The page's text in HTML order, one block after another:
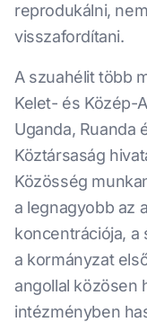
reprodukálni,
visszafordítani.
A szuahélit több
Kelet- és Közép-
Uganda, Ruanda
Köztársaság
Közösség
a legnagyobb az
koncentrációja, a
a kormányzat
angollal közösen
intézményben